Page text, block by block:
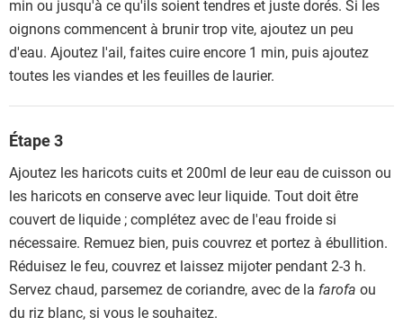
min ou jusqu'à ce qu'ils soient tendres et juste dorés. Si les
oignons commencent à brunir trop vite, ajoutez un peu
d'eau. Ajoutez l'ail, faites cuire encore 1 min, puis ajoutez
toutes les viandes et les feuilles de laurier.
Étape 3
Ajoutez les haricots cuits et 200ml de leur eau de cuisson ou
les haricots en conserve avec leur liquide. Tout doit être
couvert de liquide ; complétez avec de l'eau froide si
nécessaire. Remuez bien, puis couvrez et portez à ébullition.
Réduisez le feu, couvrez et laissez mijoter pendant 2-3 h.
Servez chaud, parsemez de coriandre, avec de la farofa ou
du riz blanc, si vous le souhaitez.